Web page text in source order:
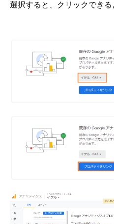
選択すると、クリックできる